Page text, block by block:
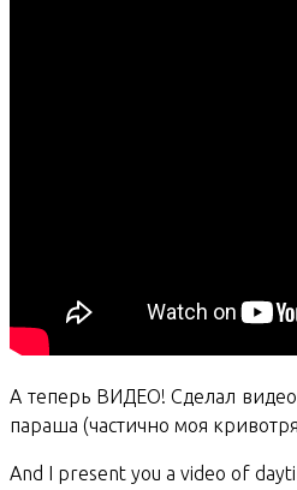
А теперь ВИДЕО! Сделал видео
параша (частично моя
And I present you a video of